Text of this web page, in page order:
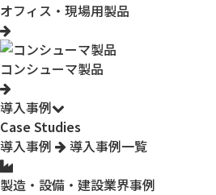
オフィス・現場用製品
コンシューマ製品
導入事例
Case Studies
導入事例
導入事例一覧
製造・設備・建設業界事例